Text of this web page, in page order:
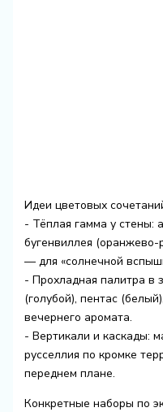
Идеи цветовых
- Тёплая гамма у стены:
бугенвиллея (оранжево-
— для «солнечной
- Прохладная палитра в
(голубой), пентас
вечернего аромата.
- Вертикали и каскады:
русселлия по кромке
переднем плане.
Конкретные наборы по